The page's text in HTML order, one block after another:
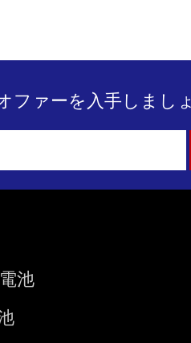
ファーを入手しまし
池